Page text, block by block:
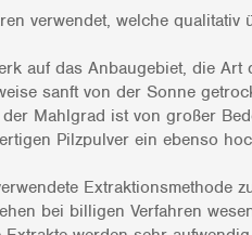
verwendet, welche
auf das Anbaugebiet, die
sanft von der Sonne
Mahlgrad ist von großer
Pilzpulver ein ebenso
Extraktionsmethode
bei billigen Verfahren